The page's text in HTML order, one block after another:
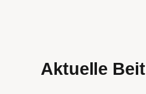
Aktuelle